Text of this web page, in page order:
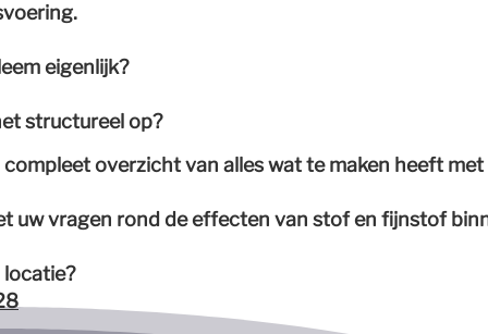
eigenlijk?
structureel op?
compleet overzicht van alles wat te maken heeft
uw vragen rond de effecten van stof en fijnstof
locatie?